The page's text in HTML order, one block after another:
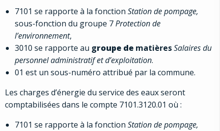
7101 se rapporte à la fonction Station de pompage,
sous-fonction du groupe 7Protection de
l’environnement,
3010 se rapporte au groupe de matièresSalaires du
personnel administratif et d’exploitation.
01 est un sous-numéro attribué par la commune.
Les charges d’énergie du service des eaux seront
comptabilisées dans le compte 7101.3120.01 où :
7101 se rapporte à la fonction Station de pompage,